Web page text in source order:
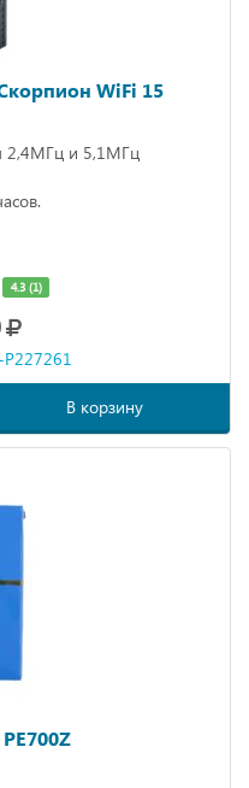
WiFi 15
2,4МГц и 5,1МГц
4.3 (1)
В корзину